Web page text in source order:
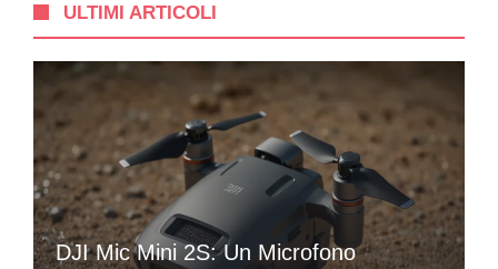
ULTIMI ARTICOLI
DJI Mic Mini 2S: Un Microfono